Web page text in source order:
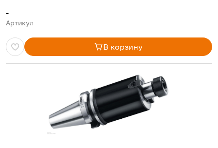
-
Артикул
В корзину